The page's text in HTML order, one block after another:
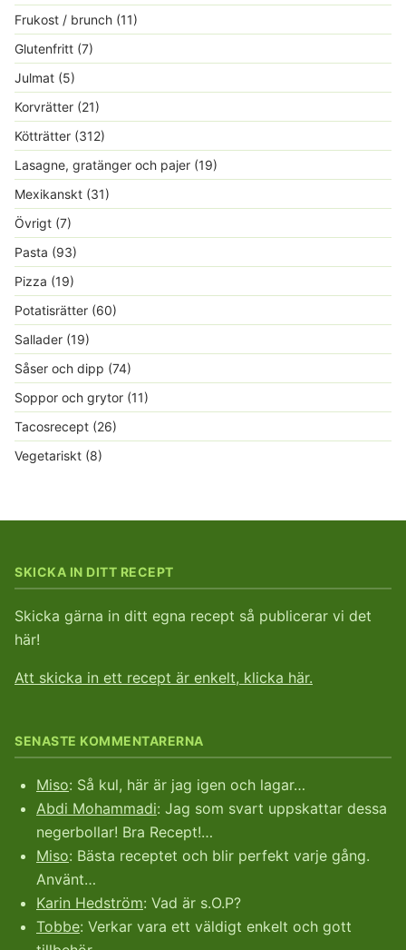
Frukost / brunch (11)
Glutenfritt (7)
Julmat (5)
Korvrätter (21)
Kötträtter (312)
Lasagne, gratänger och pajer (19)
Mexikanskt (31)
Övrigt (7)
Pasta (93)
Pizza (19)
Potatisrätter (60)
Sallader (19)
Såser och dipp (74)
Soppor och grytor (11)
Tacosrecept (26)
Vegetariskt (8)
SKICKA IN DITT RECEPT
Skicka gärna in ditt egna recept så publicerar vi det
här!
Att skicka in ett recept är enkelt, klicka här.
SENASTE KOMMENTARERNA
Miso: Så kul, här är jag igen och lagar…
Abdi Mohammadi: Jag som svart uppskattar dessa
negerbollar! Bra Recept!…
Miso: Bästa receptet och blir perfekt varje gång.
Använt…
Karin Hedström: Vad är s.O.P?
Tobbe: Verkar vara ett väldigt enkelt och gott